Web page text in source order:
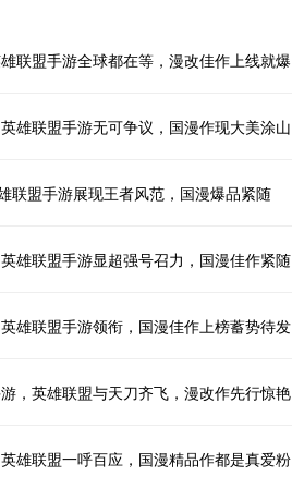
联盟手游全球都在等，漫改佳作上线就爆
雄联盟手游无可争议，国漫作现大美涂山
联盟手游展现王者风范，国漫爆品紧随
雄联盟手游显超强号召力，国漫佳作紧随
雄联盟手游领衔，国漫佳作上榜蓄势待发
，英雄联盟与天刀齐飞，漫改作先行惊艳
雄联盟一呼百应，国漫精品作都是真爱粉